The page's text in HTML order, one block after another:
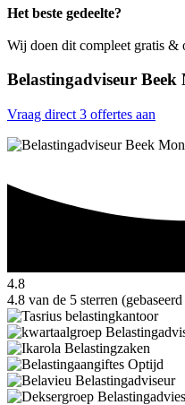
Het beste gedeelte?
Wij doen dit compleet gratis
Belastingadviseur
Vraag direct 3 offertes aan
4.8
4.8 van de 5 sterren